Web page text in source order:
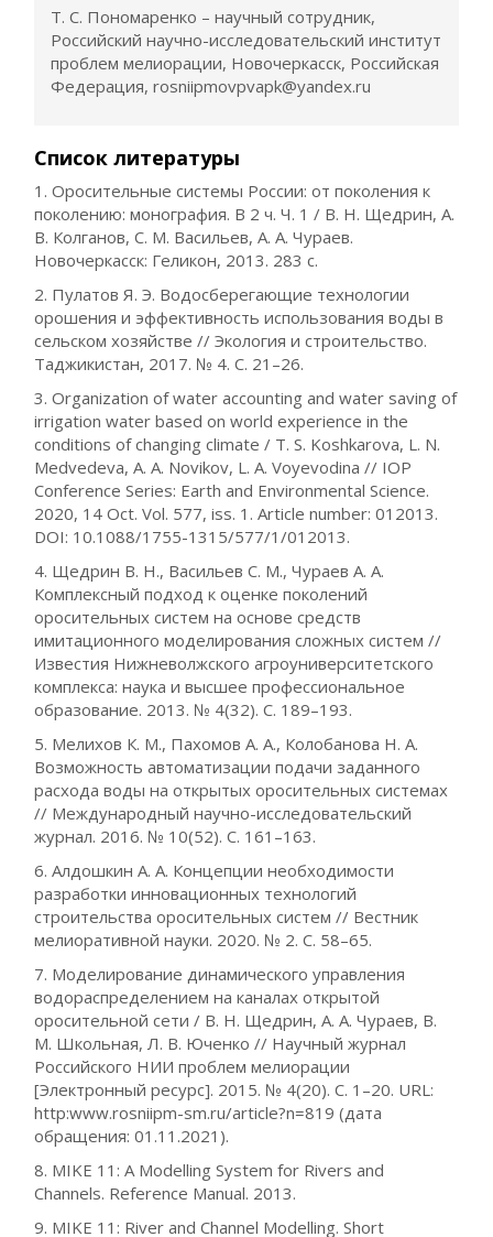
Т. С. Пономаренко – научный сотрудник,
Российский научно-исследовательский институт
проблем мелиорации, Новочеркасск, Российская
Федерация, rosniipmovpvapk@yandex.ru
Список литературы
1. Оросительные системы России: от поколения к
поколению: монография. В 2 ч. Ч. 1 / В. Н. Щедрин, А.
В. Колганов, С. М. Васильев, А. А. Чураев.
Новочеркасск: Геликон, 2013. 283 с.
2. Пулатов Я. Э. Водосберегающие технологии
орошения и эффективность использования воды в
сельском хозяйстве // Экология и строительство.
Таджикистан, 2017. № 4. С. 21–26.
3. Organization of water accounting and water saving of
irrigation water based on world experience in the
conditions of changing climate / T. S. Koshkarova, L. N.
Medvedeva, A. A. Novikov, L. A. Voyevodina // IOP
Conference Series: Earth and Environmental Science.
2020, 14 Oct. Vol. 577, iss. 1. Article number: 012013.
DOI: 10.1088/1755-1315/577/1/012013.
4. Щедрин В. Н., Васильев С. М., Чураев А. А.
Комплексный подход к оценке поколений
оросительных систем на основе средств
имитационного моделирования сложных систем //
Известия Нижневолжского агроуниверситетского
комплекса: наука и высшее профессиональное
образование. 2013. № 4(32). С. 189–193.
5. Мелихов К. М., Пахомов А. А., Колобанова Н. А.
Возможность автоматизации подачи заданного
расхода воды на открытых оросительных системах
// Международный научно-исследовательский
журнал. 2016. № 10(52). С. 161–163.
6. Алдошкин А. А. Концепции необходимости
разработки инновационных технологий
строительства оросительных систем // Вестник
мелиоративной науки. 2020. № 2. С. 58–65.
7. Моделирование динамического управления
водораспределением на каналах открытой
оросительной сети / В. Н. Щедрин, А. А. Чураев, В.
М. Школьная, Л. В. Юченко // Научный журнал
Российского НИИ проблем мелиорации
[Электронный ресурс]. 2015. № 4(20). С. 1–20. URL:
http:www.rosniipm-sm.ru/article?n=819 (дата
обращения: 01.11.2021).
8. MIKE 11: A Modelling System for Rivers and
Channels. Reference Manual. 2013.
9. MIKE 11: River and Channel Modelling. Short